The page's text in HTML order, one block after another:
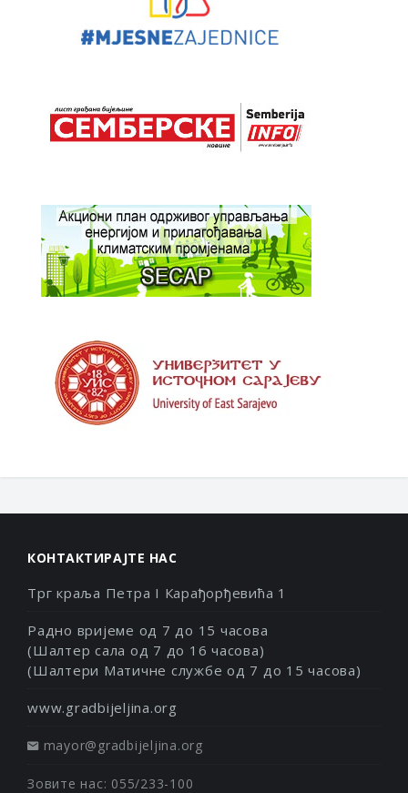
КОНТАКТИРАЈТЕ НАС
Трг краља Петра I Карађорђевића 1
Радно вријеме од 7 до 15 часова
(Шалтер сала од 7 до 16 часова)
(Шалтери Матичне службе од 7 до 15 часова)
www.gradbijeljina.org
mayor@gradbijeljina.org
Зовите нас: 055/233-100